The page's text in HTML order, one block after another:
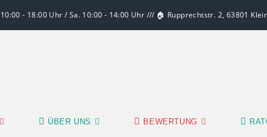
- 18:00 Uhr / Sa. 10:00 - 14:00 Uhr /// 🏠 Rupprechtstr. 2, 63801
ÜBER UNS BEWERTUNG